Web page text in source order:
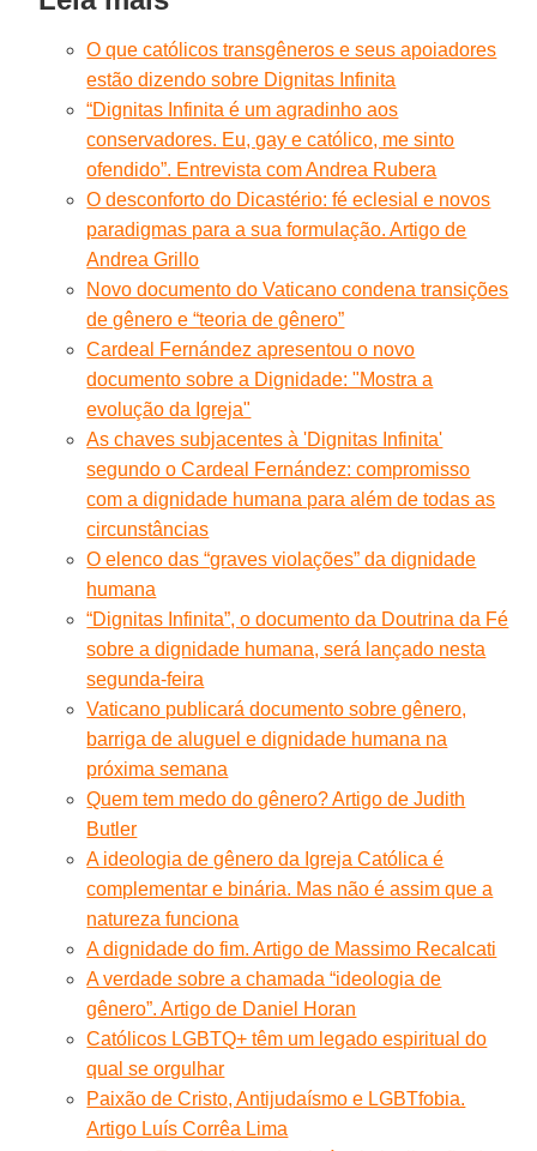
O que católicos transgêneros e seus apoiadores
estão dizendo sobre Dignitas Infinita
“Dignitas Infinita é um agradinho aos
conservadores. Eu, gay e católico, me sinto
ofendido”. Entrevista com Andrea Rubera
O desconforto do Dicastério: fé eclesial e novos
paradigmas para a sua formulação. Artigo de
Andrea Grillo
Novo documento do Vaticano condena transições
de gênero e “teoria de gênero”
Cardeal Fernández apresentou o novo
documento sobre a Dignidade: "Mostra a
evolução da Igreja"
As chaves subjacentes à 'Dignitas Infinita'
segundo o Cardeal Fernández: compromisso
com a dignidade humana para além de todas as
circunstâncias
O elenco das “graves violações” da dignidade
humana
“Dignitas Infinita”, o documento da Doutrina da Fé
sobre a dignidade humana, será lançado nesta
segunda-feira
Vaticano publicará documento sobre gênero,
barriga de aluguel e dignidade humana na
próxima semana
Quem tem medo do gênero? Artigo de Judith
Butler
A ideologia de gênero da Igreja Católica é
complementar e binária. Mas não é assim que a
natureza funciona
A dignidade do fim. Artigo de Massimo Recalcati
A verdade sobre a chamada “ideologia de
gênero”. Artigo de Daniel Horan
Católicos LGBTQ+ têm um legado espiritual do
qual se orgulhar
Paixão de Cristo, Antijudaísmo e LGBTfobia.
Artigo Luís Corrêa Lima